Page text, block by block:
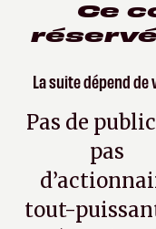
Ce
La suite dépend de
Pas de
pas
tout-